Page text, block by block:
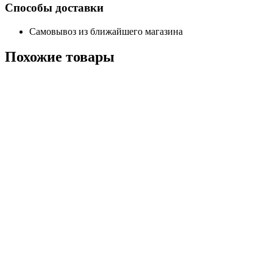
Способы доставки
Самовывоз из ближайшего магазина
Похожие товары